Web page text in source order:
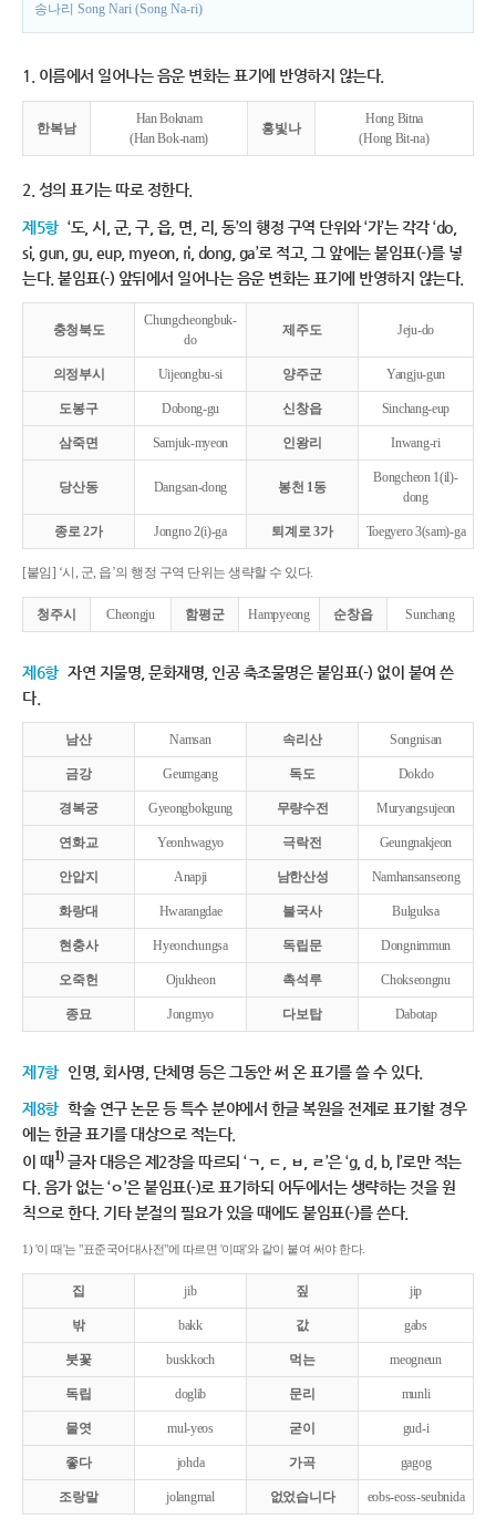
송나리 Song Nari (Song Na-ri)
1. 이름에서 일어나는 음운 변화는 표기에 반영하지 않는다.
한복남
Han Boknam
(Han Bok-nam)
홍빛나
Hong Bitna
(Hong Bit-na)
2. 성의 표기는 따로 정한다.
제5항 ‘도, 시, 군, 구, 읍, 면, 리, 동’의 행정 구역 단위와 ‘가’는 각각 ‘do,
si, gun, gu, eup, myeon, ri, dong, ga’로 적고, 그 앞에는 붙임표(-)를 넣
는다. 붙임표(-) 앞뒤에서 일어나는 음운 변화는 표기에 반영하지 않는다.
충청북도
Chungcheongbuk-
do
제주도 Jeju-do
의정부시 Uijeongbu-si 양주군 Yangju-gun
도봉구 Dobong-gu 신창읍 Sinchang-eup
삼죽면 Samjuk-myeon 인왕리 Inwang-ri
당산동 Dangsan-dong 봉천 1동
Bongcheon 1(il)-
dong
종로 2가 Jongno 2(i)-ga 퇴계로 3가 Toegyero 3(sam)-ga
[붙임] ‘시, 군, 읍’의 행정 구역 단위는 생략할 수 있다.
청주시 Cheongju 함평군 Hampyeong 순창읍 Sunchang
제6항 자연 지물명, 문화재명, 인공 축조물명은 붙임표(-) 없이 붙여 쓴
다.
남산 Namsan 속리산 Songnisan
금강 Geumgang 독도 Dokdo
경복궁 Gyeongbokgung 무량수전 Muryangsujeon
연화교 Yeonhwagyo 극락전 Geungnakjeon
안압지 Anapji 남한산성 Namhansanseong
화랑대 Hwarangdae 불국사 Bulguksa
현충사 Hyeonchungsa 독립문 Dongnimmun
오죽헌 Ojukheon 촉석루 Chokseongnu
종묘 Jongmyo 다보탑 Dabotap
제7항 인명, 회사명, 단체명 등은 그동안 써 온 표기를 쓸 수 있다.
제8항 학술 연구 논문 등 특수 분야에서 한글 복원을 전제로 표기할 경우
에는 한글 표기를 대상으로 적는다.
이 때1)글자 대응은 제2장을 따르되 ‘ㄱ, ㄷ, ㅂ, ㄹ’은 ‘g, d, b, l’로만 적는
다. 음가 없는 ‘ㅇ’은 붙임표(-)로 표기하되 어두에서는 생략하는 것을 원
칙으로 한다. 기타 분절의 필요가 있을 때에도 붙임표(-)를 쓴다.
1) '이 때'는 "표준국어대사전"에 따르면 '이때'와 같이 붙여 써야 한다.
집 jib 짚 jip
밖 bakk 값 gabs
붓꽃 buskkoch 먹는 meogneun
독립 doglib 문리 munli
물엿 mul-yeos 굳이 gud-i
좋다 johda 가곡 gagog
조랑말 jolangmal 없었습니다 eobs-eoss-seubnida